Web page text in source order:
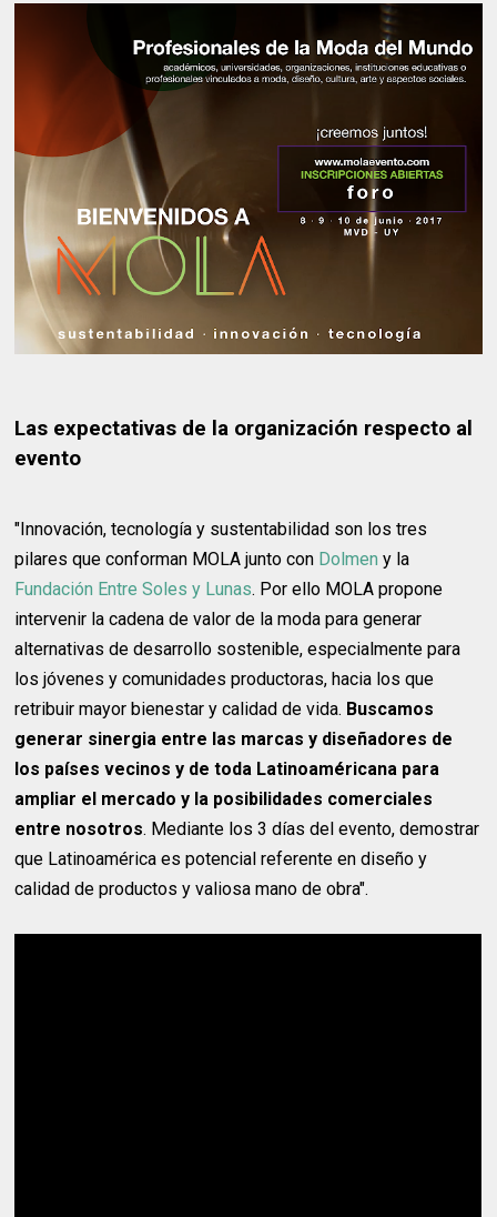
Las expectativas de la organización respecto al
evento
"Innovación, tecnología y sustentabilidad son los tres
pilares que conforman MOLA junto con Dolmen y la
Fundación Entre Soles y Lunas. Por ello MOLA propone
intervenir la cadena de valor de la moda para generar
alternativas de desarrollo sostenible, especialmente para
los jóvenes y comunidades productoras, hacia los que
retribuir mayor bienestar y calidad de vida. Buscamos
generar sinergia entre las marcas y diseñadores de
los países vecinos y de toda Latinoaméricana para
ampliar el mercado y la posibilidades comerciales
entre nosotros. Mediante los 3 días del evento, demostrar
que Latinoamérica es potencial referente en diseño y
calidad de productos y valiosa mano de obra".